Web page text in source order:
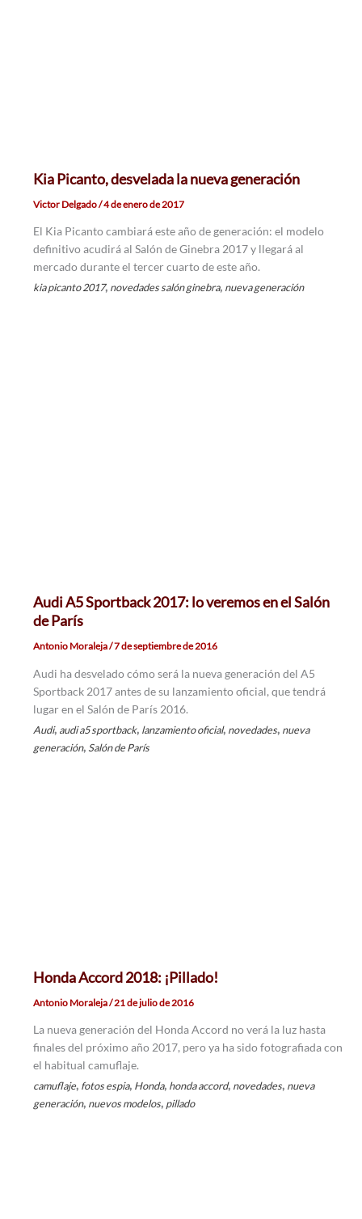
Kia Picanto, desvelada la nueva generación
Victor Delgado/4 de enero de 2017
El Kia Picanto cambiará este año de generación: el modelo
definitivo acudirá al Salón de Ginebra 2017 y llegará al
mercado durante el tercer cuarto de este año.
kia picanto 2017, novedades salón ginebra, nueva generación
Audi A5 Sportback 2017: lo veremos en el Salón
de París
Antonio Moraleja/7 de septiembre de 2016
Audi ha desvelado cómo será la nueva generación del A5
Sportback 2017 antes de su lanzamiento oficial, que tendrá
lugar en el Salón de París 2016.
Audi, audi a5 sportback, lanzamiento oficial, novedades, nueva
generación, Salón de París
Honda Accord 2018: ¡Pillado!
Antonio Moraleja/21 de julio de 2016
La nueva generación del Honda Accord no verá la luz hasta
finales del próximo año 2017, pero ya ha sido fotografiada con
el habitual camuflaje.
camuflaje, fotos espia, Honda, honda accord, novedades, nueva
generación, nuevos modelos, pillado